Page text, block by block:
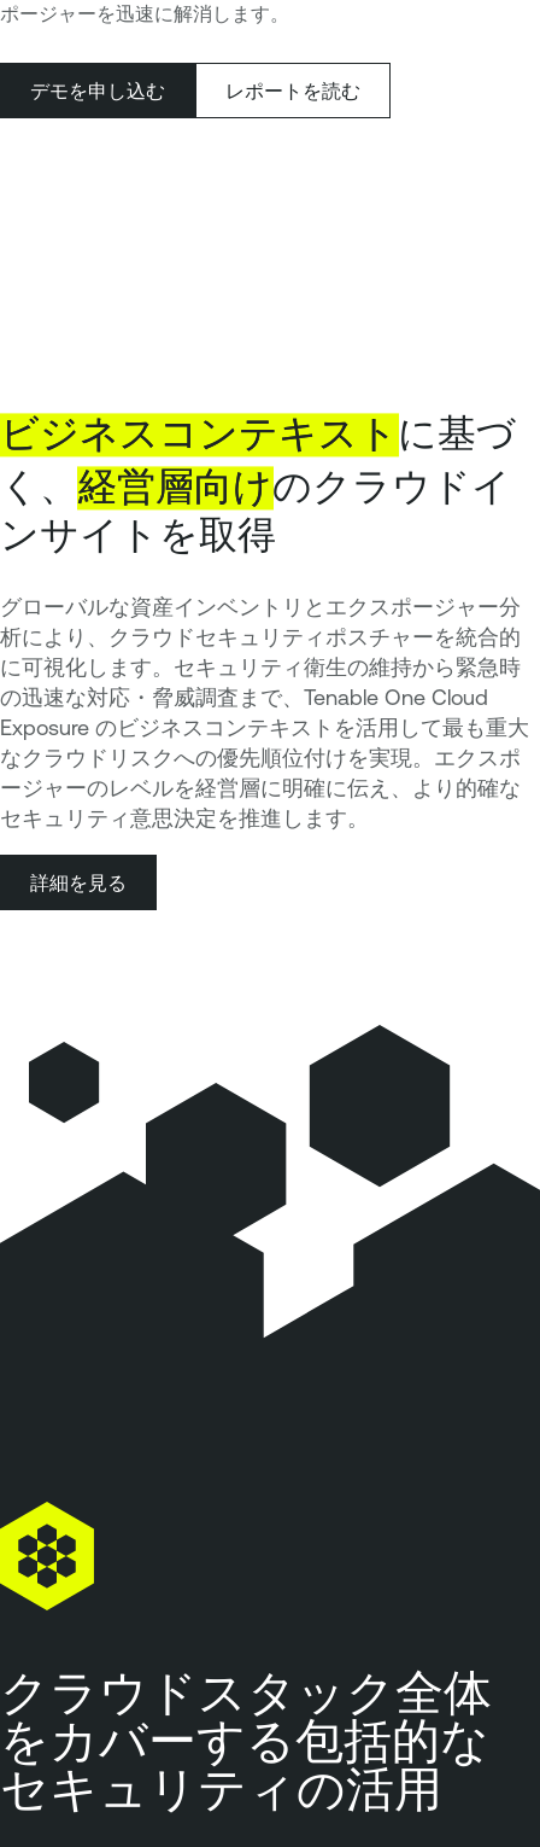
ポージャーを迅速に解消します。
デモを申し込む レポートを読む
ビジネスコンテキスト に基づ
く、 経営層向けのクラウドイ
ンサイトを取得
グローバルな資産インベントリとエクスポージャー分
析により、クラウドセキュリティポスチャーを統合的
に可視化します。セキュリティ衛生の維持から緊急時
の迅速な対応・脅威調査まで、Tenable One Cloud
Exposure のビジネスコンテキストを活用して最も重大
なクラウドリスクへの優先順位付けを実現。エクスポ
ージャーのレベルを経営層に明確に伝え、より的確な
セキュリティ意思決定を推進します。
詳細を見る
クラウドスタック全体
をカバーする包括的な
セキュリティの活用